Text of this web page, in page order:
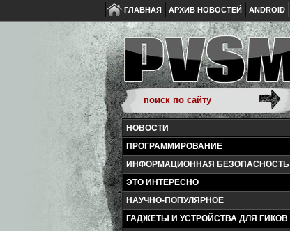
ГЛАВНАЯ АРХИВ НОВОСТЕЙ ANDROID
НОВОСТИ
ПРОГРАММИРОВАНИЕ
ИНФОРМАЦИОННАЯ БЕЗОПАСНОСТЬ
ЭТО ИНТЕРЕСНО
НАУЧНО-ПОПУЛЯРНОЕ
ГАДЖЕТЫ И УСТРОЙСТВА ДЛЯ ГИКОВ